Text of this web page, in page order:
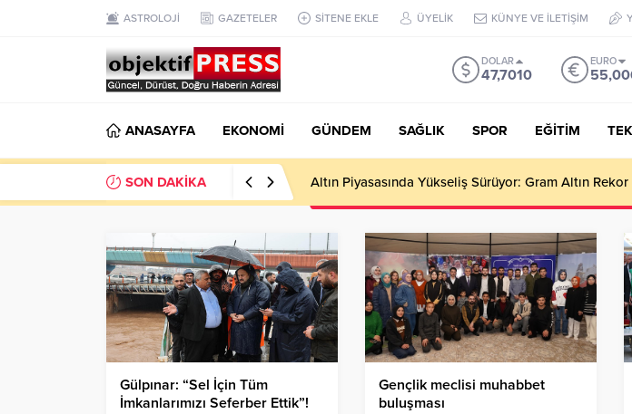
ASTROLOJİ GAZETELER SİTENE EKLE ÜYELİK KÜNYE VE İLETİŞİM
DOLAR
47,7010
EURO
ANASAYFA EKONOMİ GÜNDEM SAĞLIK SPOR EĞİTİM
SON DAKİKA Atatürk Bulvarı Sıcak Asfaltla Yenileniyor!
Gülpınar: “Sel İçin Tüm
İmkanlarımızı Seferber Ettik”!
Gençlik meclisi muhabbet
buluşması